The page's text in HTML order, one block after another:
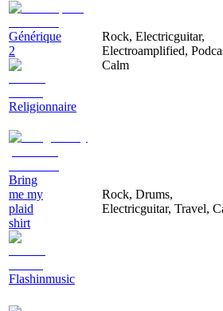
Générique
2
Religionnaire
Rock, Electricguitar,
Electroamplified,
Calm
Bring
me my
plaid
shirt
Flashinmusic
Rock, Drums,
Electricguitar, Travel,